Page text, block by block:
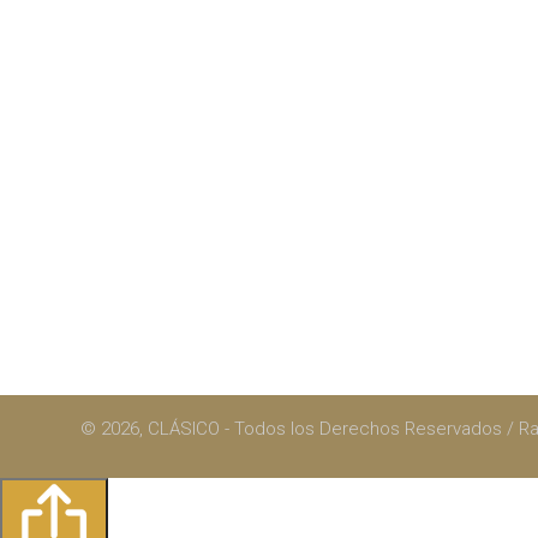
© 2026, CLÁSICO - Todos los Derechos Reservados /